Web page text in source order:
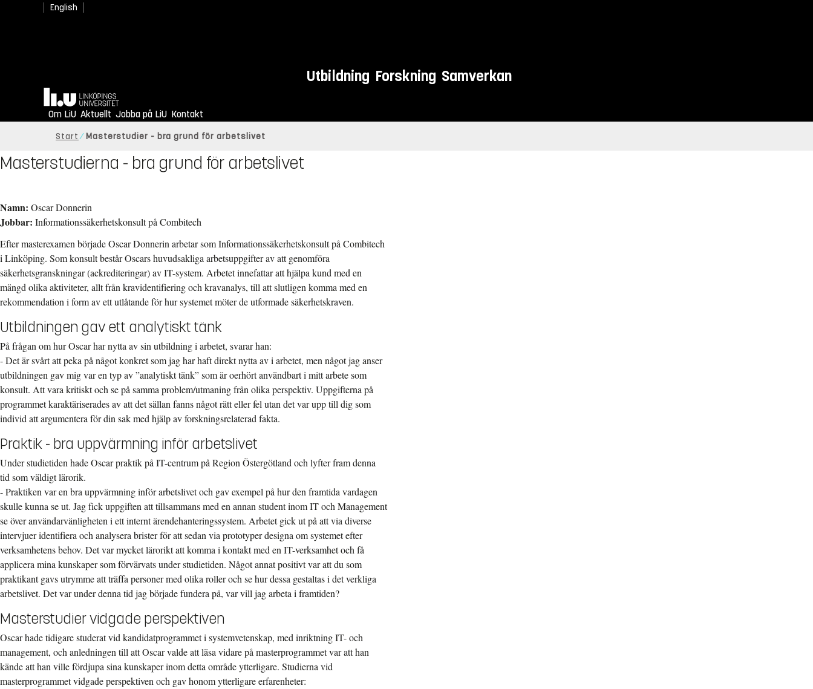
English
Utbildning Forskning Samverkan
Hem
Om LiU Aktuellt Jobba på LiU Kontakt
Start Masterstudier - bra grund för arbetslivet
Masterstudierna - bra grund för arbetslivet
Namn: Oscar Donnerin
Jobbar: Informationssäkerhetskonsult på Combitech
Efter masterexamen började Oscar Donnerin arbetar som Informationssäkerhetskonsult på Combitech
i Linköping. Som konsult består Oscars huvudsakliga arbetsuppgifter av att genomföra
säkerhetsgranskningar (ackrediteringar) av IT-system. Arbetet innefattar att hjälpa kund med en
mängd olika aktiviteter, allt från kravidentifiering och kravanalys, till att slutligen komma med en
rekommendation i form av ett utlåtande för hur systemet möter de utformade säkerhetskraven.
Utbildningen gav ett analytiskt tänk
På frågan om hur Oscar har nytta av sin utbildning i arbetet, svarar han:
- Det är svårt att peka på något konkret som jag har haft direkt nytta av i arbetet, men något jag anser
utbildningen gav mig var en typ av ”analytiskt tänk” som är oerhört användbart i mitt arbete som
konsult. Att vara kritiskt och se på samma problem/utmaning från olika perspektiv. Uppgifterna på
programmet karaktäriserades av att det sällan fanns något rätt eller fel utan det var upp till dig som
individ att argumentera för din sak med hjälp av forskningsrelaterad fakta.
Praktik - bra uppvärmning inför arbetslivet
Under studietiden hade Oscar praktik på IT-centrum på Region Östergötland och lyfter fram denna
tid som väldigt lärorik.
- Praktiken var en bra uppvärmning inför arbetslivet och gav exempel på hur den framtida vardagen
skulle kunna se ut. Jag fick uppgiften att tillsammans med en annan student inom IT och Management
se över användarvänligheten i ett internt ärendehanteringssystem. Arbetet gick ut på att via diverse
intervjuer identifiera och analysera brister för att sedan via prototyper designa om systemet efter
verksamhetens behov. Det var mycket lärorikt att komma i kontakt med en IT-verksamhet och få
applicera mina kunskaper som förvärvats under studietiden. Något annat positivt var att du som
praktikant gavs utrymme att träffa personer med olika roller och se hur dessa gestaltas i det verkliga
arbetslivet. Det var under denna tid jag började fundera på, var vill jag arbeta i framtiden?
Masterstudier vidgade perspektiven
Oscar hade tidigare studerat vid kandidatprogrammet i systemvetenskap, med inriktning IT- och
management, och anledningen till att Oscar valde att läsa vidare på masterprogrammet var att han
kände att han ville fördjupa sina kunskaper inom detta område ytterligare. Studierna vid
masterprogrammet vidgade perspektiven och gav honom ytterligare erfarenheter: